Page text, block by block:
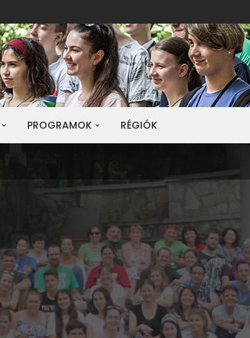
PROGRAMOK RÉGIÓK